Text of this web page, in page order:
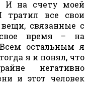
И на счету моей
все свои
связанные с
время – на
остальным я
я и понял, что
негативно
и этот человек